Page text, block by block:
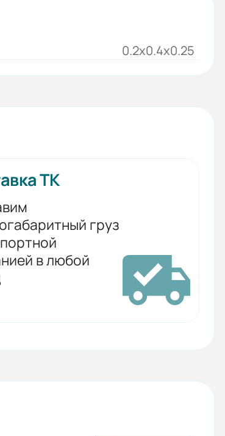
0.2x0.4x0.25
ТК
груз
в любой